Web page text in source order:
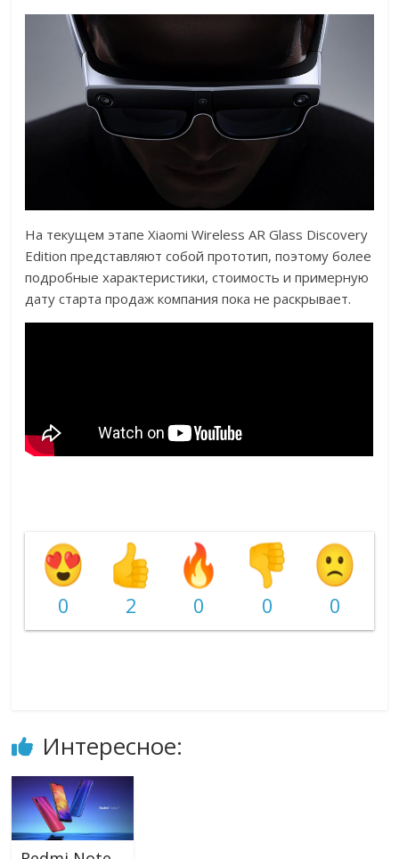
На текущем этапе Xiaomi Wireless AR Glass Discovery
Edition представляют собой прототип, поэтому более
подробные характеристики, стоимость и примерную
дату старта продаж компания пока не раскрывает.
0 2 0 0 0
Интересное: